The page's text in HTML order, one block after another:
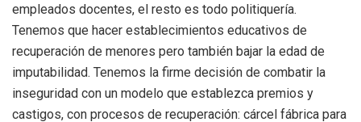
empleados docentes, el resto es todo politiquería.
Tenemos que hacer establecimientos educativos de
recuperación de menores pero también bajar la edad de
imputabilidad. Tenemos la firme decisión de combatir la
inseguridad con un modelo que establezca premios y
castigos, con procesos de recuperación: cárcel fábrica para